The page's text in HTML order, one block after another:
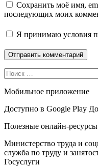
Сохранить моё имя,
последующих моих
Я принимаю условия
Мобильное приложение
Доступно в Google Play
Полезные онлайн-ресурсы
Министерство труда и
служба по труду и
Госуслуги